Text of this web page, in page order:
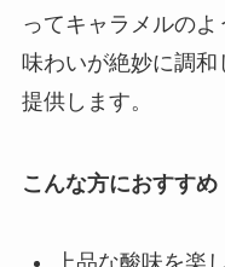
ってキャラメルの
味わいが絶妙に調
提供します。
こんな方におすすめ
上品な酸味を楽